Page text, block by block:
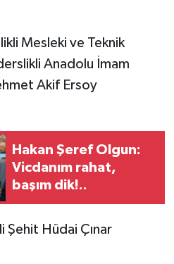
Mesleki ve Teknik
Anadolu İmam
Akif Ersoy
Hakan Şeref Olgun:
Vicdanım rahat,
başım dik!..
Şehit Hüdai Çınar